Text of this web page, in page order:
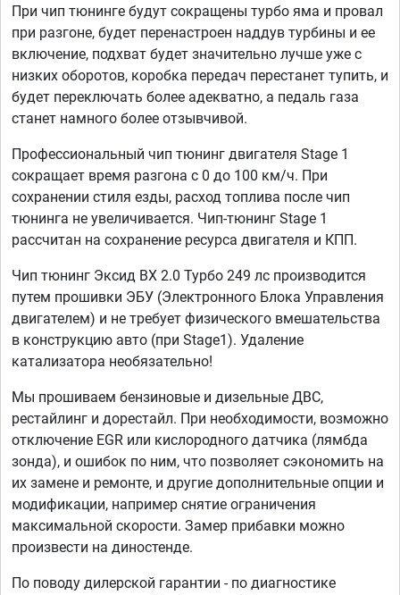
При чип тюнинге будут сокращены турбо яма и провал
при разгоне, будет перенастроен наддув турбины и ее
включение, подхват будет значительно лучше уже с
низких оборотов, коробка передач перестанет тупить, и
будет переключать более адекватно, а педаль газа
станет намного более отзывчивой.
Профессиональный чип тюнинг двигателя Stage 1
сокращает время разгона с 0 до 100 км/ч. При
сохранении стиля езды, расход топлива после чип
тюнинга не увеличивается. Чип-тюнинг Stage 1
рассчитан на сохранение ресурса двигателя и КПП.
Чип тюнинг Эксид ВХ 2.0 Турбо 249 лс производится
путем прошивки ЭБУ (Электронного Блока Управления
двигателем) и не требует физического вмешательства
в конструкцию авто (при Stage1). Удаление
катализатора необязательно!
Мы прошиваем бензиновые и дизельные ДВС,
рестайлинг и дорестайл. При необходимости, возможно
отключение EGR или кислородного датчика (лямбда
зонда), и ошибок по ним, что позволяет сэкономить на
их замене и ремонте, и другие дополнительные опции и
модификации, например снятие ограничения
максимальной скорости. Замер прибавки можно
произвести на диностенде.
По поводу дилерской гарантии - по диагностике